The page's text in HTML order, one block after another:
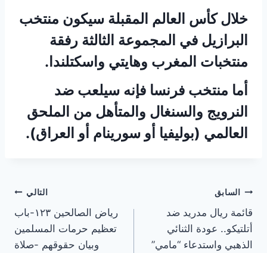
خلال كأس العالم المقبلة سيكون منتخب
البرازيل في المجموعة الثالثة رفقة
منتخبات المغرب وهايتي واسكتلندا.
أما منتخب فرنسا فإنه سيلعب ضد
النرويج والسنغال والمتأهل من الملحق
العالمي (بوليفيا أو سورينام أو العراق).
تصفّح
المقالات
السابق
قائمة ريال مدريد ضد
أتلتيكو.. عودة الثنائي
الذهبي واستدعاء “مامي”
التالي
رياض الصالحين ١٢٣-باب
تعظيم حرمات المسلمين
وبيان حقوقهم -صلاة